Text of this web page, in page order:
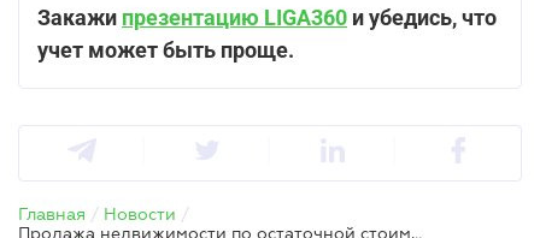
Закажи презентацию LIGA360 и убедись, что
учет может быть проще.
Главная / Новости /
Продажа недвижимости по остаточной стоимости: что с НДС